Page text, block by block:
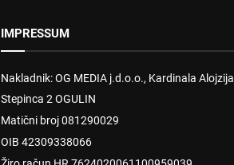
IMPRESSUM
Nakladnik: OG MEDIA j.d.o.o., Kardinala Alojzija
Stepinca 2 OGULIN
Matični broj 081290029
OIB 42309338066